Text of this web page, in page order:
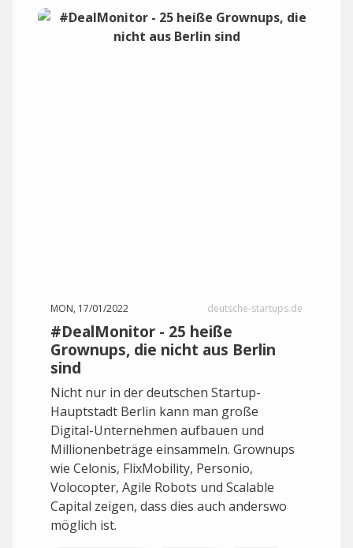
MON, 17/01/2022 deutsche-startups.de
#DealMonitor - 25 heiße
Grownups, die nicht aus Berlin
sind
Nicht nur in der deutschen Startup-
Hauptstadt Berlin kann man große
Digital-Unternehmen aufbauen und
Millionenbeträge einsammeln. Grownups
wie Celonis, FlixMobility, Personio,
Volocopter, Agile Robots und Scalable
Capital zeigen, dass dies auch anderswo
möglich ist.